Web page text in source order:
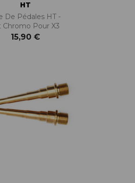
HT
De Pédales HT -
Chromo Pour X3
15,90 €